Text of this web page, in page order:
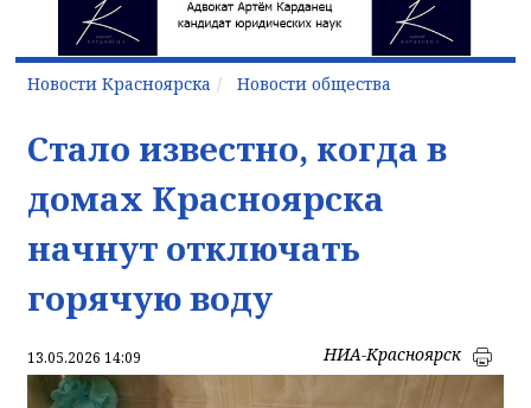
Новости Красноярска Новости общества
Стало известно, когда в
домах Красноярска
начнут отключать
горячую воду
13.05.2026 14:09 НИА-Красноярск